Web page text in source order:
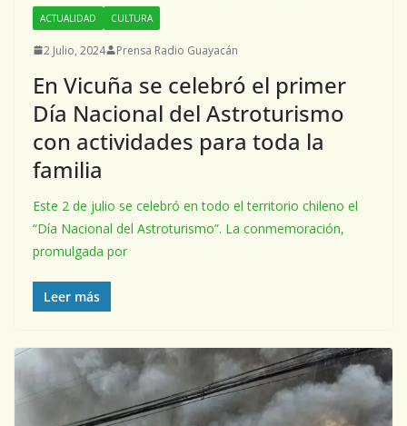
ACTUALIDAD CULTURA
2 Julio, 2024 Prensa Radio Guayacán
En Vicuña se celebró el primer
Día Nacional del Astroturismo
con actividades para toda la
familia
Este 2 de julio se celebró en todo el territorio chileno el
“Día Nacional del Astroturismo”. La conmemoración,
promulgada por
Leer más